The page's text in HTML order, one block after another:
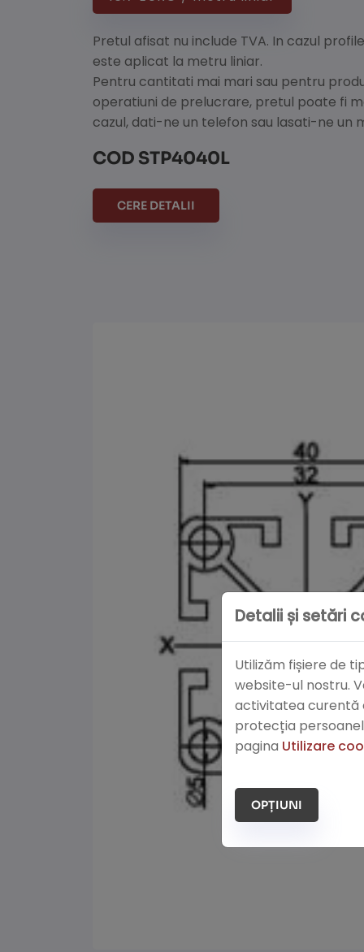
Pretul afisat nu include TVA. In cazul
este aplicat la metru liniar.
Pentru cantitati mai mari sau pentru
operatiuni de prelucrare, pretul poate fi
cazul, dati-ne un telefon sau lasati-ne un
COD STP4040L
CERE DETALII
Detalii și setări
Utilizăm fișiere de
website-ul nostru.
activitatea curentă
protecția
pagina Utilizare
OPȚIUNI